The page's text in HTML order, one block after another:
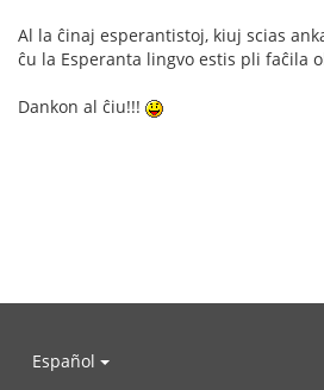
Al la ĉinaj esperantistoj, kiuj scias
ĉu la Esperanta lingvo estis pli faĉila
Dankon al ĉiu!!!
Español